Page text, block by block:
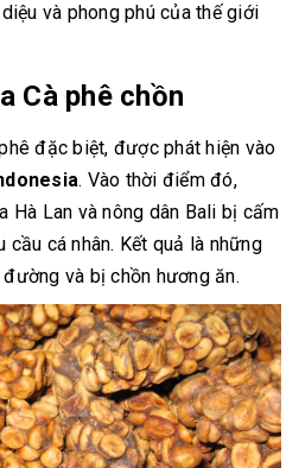
và phong phú của thế giới
Cà phê chồn
đặc biệt, được phát hiện vào
. Vào thời điểm đó,
Hà Lan và nông dân Bali bị cấm
cầu cá nhân. Kết quả là những
và bị chồn hương ăn.